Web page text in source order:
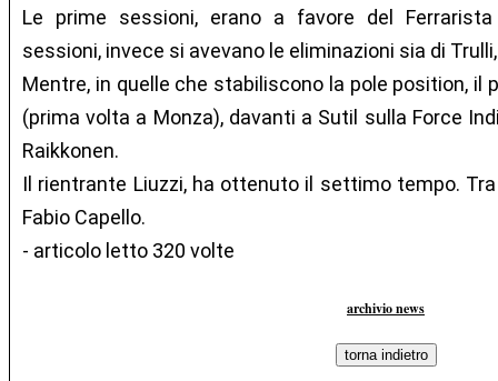
Le prime sessioni, erano a favore del Ferrarista
sessioni, invece si avevano le eliminazioni sia di
Mentre, in quelle che stabiliscono la pole position, il
(prima volta a Monza), davanti a Sutil sulla Force
Raikkonen.
Il rientrante Liuzzi, ha ottenuto il settimo tempo.
Fabio Capello.
- articolo letto 320 volte
archivio news